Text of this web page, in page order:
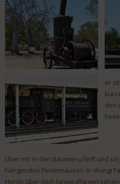
er
den
Über mir in den Bäumen pfeift und
hängenden Fledernäusen. In Wangi
Herde über mich hinwegfliegen